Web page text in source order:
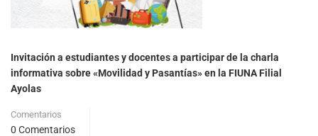
Invitación a estudiantes y docentes a participar de la charla
informativa sobre «Movilidad y Pasantías» en la FIUNA Filial
Ayolas
Comentarios
0 Comentarios